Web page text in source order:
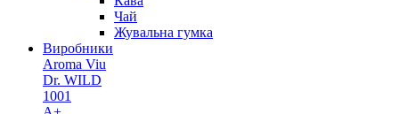
Чай
Жувальна гумка
Виробники
Aroma Viu
Dr. WILD
1001